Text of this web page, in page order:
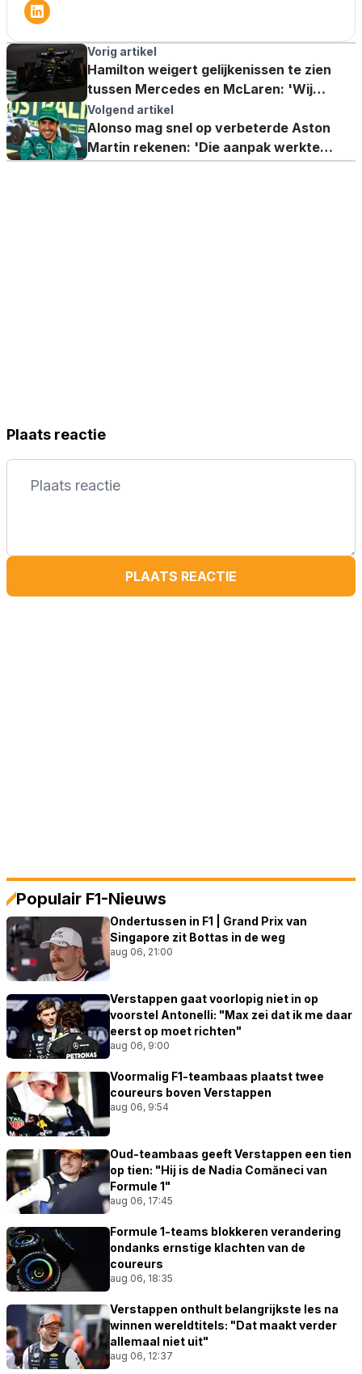
Vorig artikel
Hamilton weigert gelijkenissen te zien
tussen Mercedes en McLaren: 'Wij
hebben acht titels gewonnen'
Volgend artikel
Alonso mag snel op verbeterde Aston
Martin rekenen: 'Die aanpak werkte
vorig jaar goed'
Plaats reactie
PLAATS REACTIE
Populair F1-Nieuws
Ondertussen in F1 | Grand Prix van
Singapore zit Bottas in de weg
aug 06, 21:00
Verstappen gaat voorlopig niet in op
voorstel Antonelli: "Max zei dat ik me daar
eerst op moet richten"
aug 06, 9:00
Voormalig F1-teambaas plaatst twee
coureurs boven Verstappen
aug 06, 9:54
Oud-teambaas geeft Verstappen een tien
op tien: "Hij is de Nadia Comăneci van
Formule 1"
aug 06, 17:45
Formule 1-teams blokkeren verandering
ondanks ernstige klachten van de
coureurs
aug 06, 18:35
Verstappen onthult belangrijkste les na
winnen wereldtitels: "Dat maakt verder
allemaal niet uit"
aug 06, 12:37